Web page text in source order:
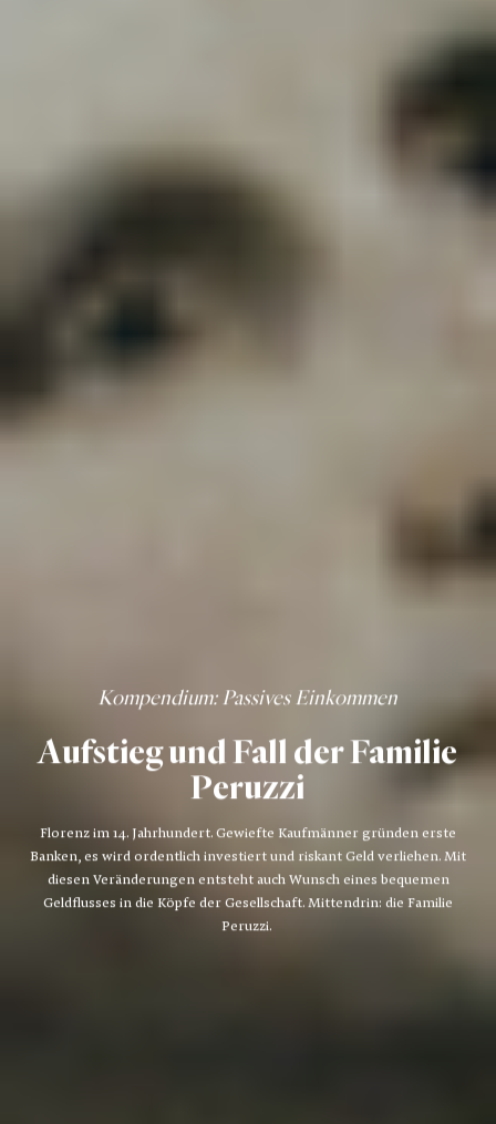
Kompendium: Passives Einkommen
Aufstieg und Fall der Familie
Peruzzi
Florenz im 14. Jahrhundert. Gewiefte Kaufmänner gründen erste
Banken, es wird ordentlich investiert und riskant Geld verliehen. Mit
diesen Veränderungen entsteht auch Wunsch eines bequemen
Geldflusses in die Köpfe der Gesellschaft. Mittendrin: die Familie
Peruzzi.